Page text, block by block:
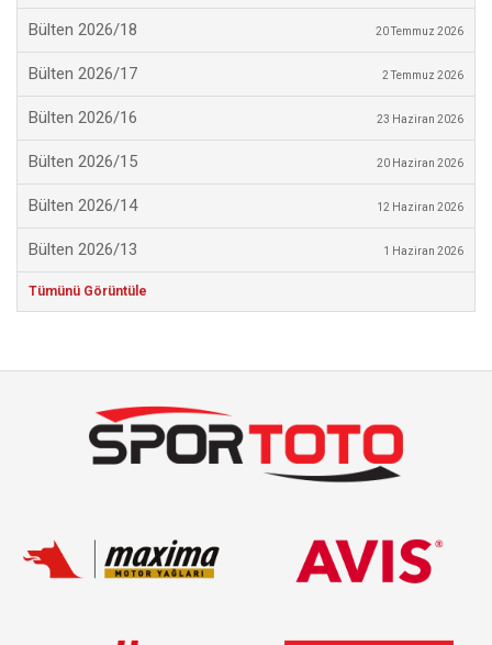
Bülten 2026/18 20 Temmuz 2026
Bülten 2026/17 2 Temmuz 2026
Bülten 2026/16 23 Haziran 2026
Bülten 2026/15 20 Haziran 2026
Bülten 2026/14 12 Haziran 2026
Bülten 2026/13 1 Haziran 2026
Tümünü Görüntüle